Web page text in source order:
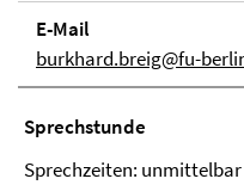
E-Mail
burkhard.breig@fu-
Sprechstunde
Sprechzeiten: